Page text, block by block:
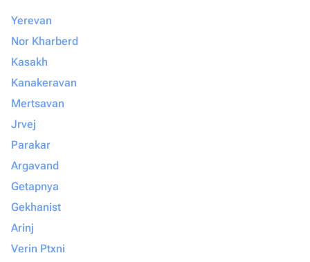
Yerevan
Nor Kharberd
Kasakh
Kanakeravan
Mertsavan
Jrvej
Parakar
Argavand
Getapnya
Gekhanist
Arinj
Verin Ptxni